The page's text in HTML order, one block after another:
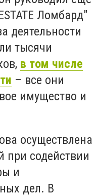
Ломбард"
деятельности
тысячи
в том числе
– все они
имущество и
осуществлена
при содействии
и
дел. В